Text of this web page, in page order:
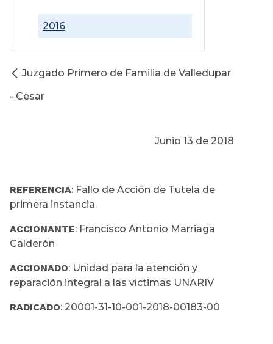
2016
Juzgado Primero de Familia de Valledupar
- Cesar
Junio 13 de 2018
REFERENCIA: Fallo de Acción de Tutela de
primera instancia
ACCIONANTE: Francisco Antonio Marriaga
Calderón
ACCIONADO: Unidad para la atención y
reparación integral a las víctimas UNARIV
RADICADO: 20001-31-10-001-2018-00183-00